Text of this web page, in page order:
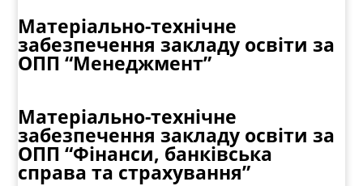
Матеріально-технічне
забезпечення закладу освіти за
ОПП “Менеджмент”
Матеріально-технічне
забезпечення закладу освіти за
ОПП “Фінанси, банківська
справа та страхування”